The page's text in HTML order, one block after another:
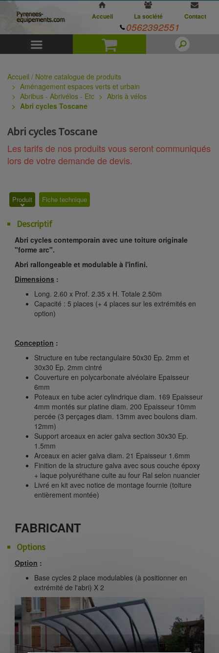
Panier
Accueil La société Contact
0562392551
Accueil / Notre catalogue de produits
Aménagement espaces verts et urbain
Abribus - Abrivélos - Etc
Abris à vélos
Abri cycles Toscane
Abri cycles Toscane
Les tarifs de nos produits vous seront communiqués
lors de votre demande de devis.
Produit Fiche technique
Descriptif
Abri cycles contemporain avec une toiture originale
"forme arc".
Abri rallongeable et modulable à l'infini.
Dimensions :
Long. 2.60 x Prof. 2.35 x H. Totale 2.50m
Capacité : 5 places (+ 4 places sur les extrémités en
option)
Conception :
Structure en tube rectangulaire 50x30 Ep. 2mm et
30x30 Ep. 2mm cintré
Couverture en polycarbonate alvéolaire Epaisseur
6mm
Poteaux en tube acier cylindrique diam. 169 Epaisseur
4mm montés sur platine diam. 200 Epaisseur 10mm
percée (3 perçages diam. 13mm avec boulons diam.
12mm)
Support arceaux en acier galva section 30x30 Ep.
1.5mm
Arceaux en acier galva diam. 21 Epaisseur 1.6mm
Finition de la structure galva avec sous couche époxy
+ laque polyuréthane cuite au four Ral selon nuancier
Livré en kit avec notice de montage fournie (toiture
entièrement montée)
FABRICANT
Options
Option :
Base cycles 2 place modulables (à positionner en
extrémité de l'abri) X 2